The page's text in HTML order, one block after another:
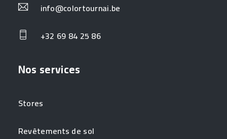
info@colortournai.be
+32 69 84 25 86
Nos services
Stores
Revêtements de sol